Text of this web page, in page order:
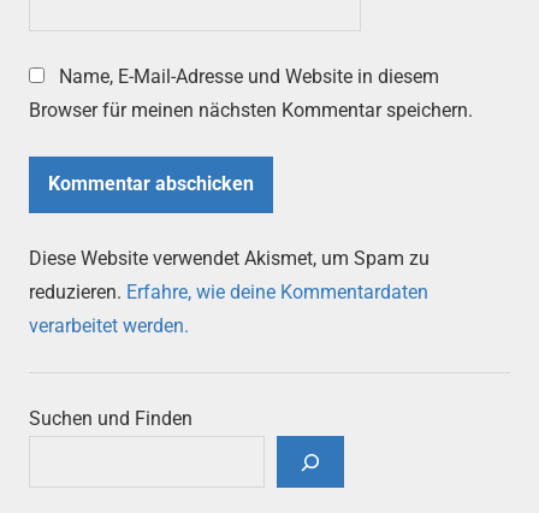
Name, E-Mail-Adresse und Website in diesem
Browser für meinen nächsten Kommentar speichern.
Diese Website verwendet Akismet, um Spam zu
reduzieren. Erfahre, wie deine Kommentardaten
verarbeitet werden.
Suchen und Finden